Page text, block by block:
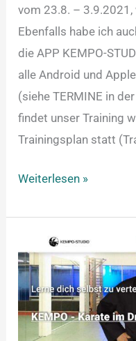
vom 23.8. –
Ebenfalls habe ich
die APP KEMPO-
alle Android und
(siehe TERMINE in
findet unser Training
Trainingsplan statt
Weiterlesen »
Update
der
Webseite!